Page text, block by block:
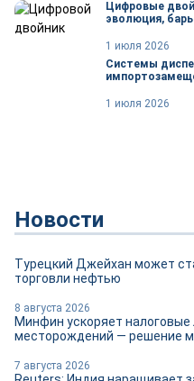
Цифровые
эволюция,
1 июля 2026
Системы
1 июля 2026
Новости
Турецкий Джейхан может
торговли нефтью
8 августа 2026
Минфин ускоряет
месторождений — решение
7 августа 2026